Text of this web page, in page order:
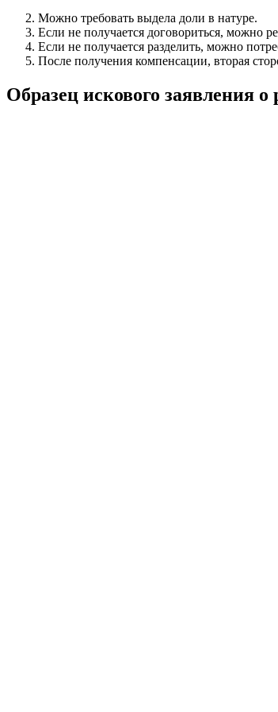
Можно требовать выдела доли в натуре.
Если не получается договориться, можно
Если не получается разделить, можно
После получения компенсации, вторая
Образец искового заявления